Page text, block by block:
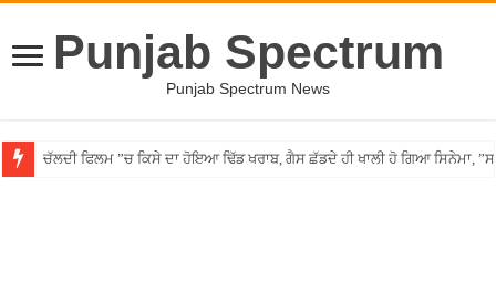
Punjab Spectrum
Punjab Spectrum News
ਚੱਲਦੀ ਫਿਲਮ ”ਚ ਕਿਸੇ ਦਾ ਹੋਇਆ ਢਿੱਡ ਖਰਾਬ, ਗੈਸ ਛੱਡਦੇ ਹੀ ਖਾਲੀ ਹੋ ਗਿਆ ਸਿਨੇਮਾ,